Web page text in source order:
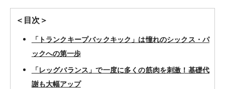
＜目次＞
「トランクキープバックキック」は憧れのシックス・パ
ックへの第一歩
「レッグバランス」で一度に多くの筋肉を刺激！基礎代
謝も大幅アップ